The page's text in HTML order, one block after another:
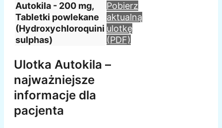
Autokila - 200 mg,
Tabletki powlekane
(Hydroxychloroquini
sulphas)
Pobierz
aktualną
ulotkę
(PDF)
Ulotka Autokila –
najważniejsze
informacje dla
pacjenta